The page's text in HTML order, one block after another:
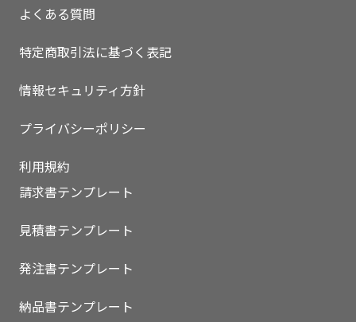
よくある質問
特定商取引法に基づく表記
情報セキュリティ方針
プライバシーポリシー
利用規約
請求書テンプレート
見積書テンプレート
発注書テンプレート
納品書テンプレート